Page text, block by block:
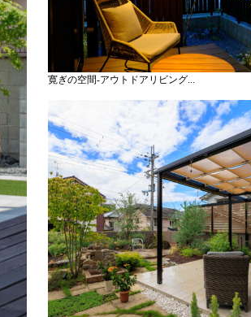
寛ぎの空間-アウトドアリビング...